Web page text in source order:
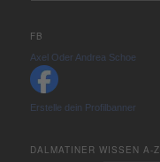
FB
Axel Oder Andrea Schoe
Erstelle dein Profilbanner
DALMATINER WISSEN A-Z